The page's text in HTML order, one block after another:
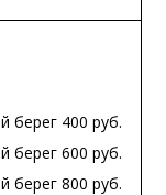
берег 400 руб.
берег 600 руб.
берег 800 руб.